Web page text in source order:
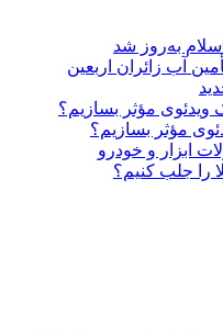
به‌روز شد
آب زائران اربعین
مؤثر بسازیم؟
مؤثر بسازیم؟
ابزار و خودرو
را جلب کنیم؟